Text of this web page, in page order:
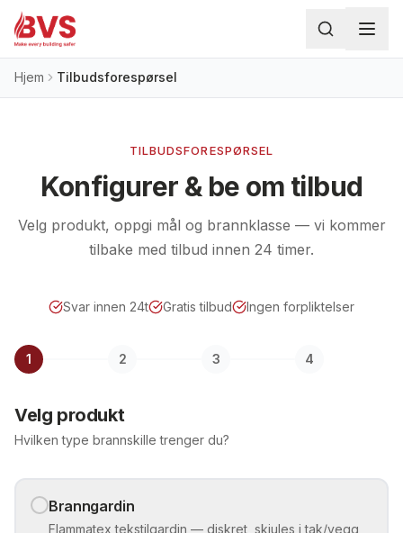
Hoppa till huvudinnehåll
Hjem Tilbudsforespørsel
TILBUDSFORESPØRSEL
Konfigurer & be om tilbud
Velg produkt, oppgi mål og brannklasse — vi kommer
tilbake med tilbud innen 24 timer.
Svar innen 24t Gratis tilbud Ingen forpliktelser
1 2 3 4
Velg produkt
Hvilken type brannskille trenger du?
Branngardin
Flammatex tekstilgardin — diskret, skjules i tak/vegg